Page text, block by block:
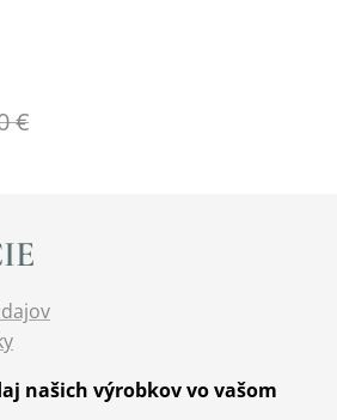
€
našich výrobkov vo vašom